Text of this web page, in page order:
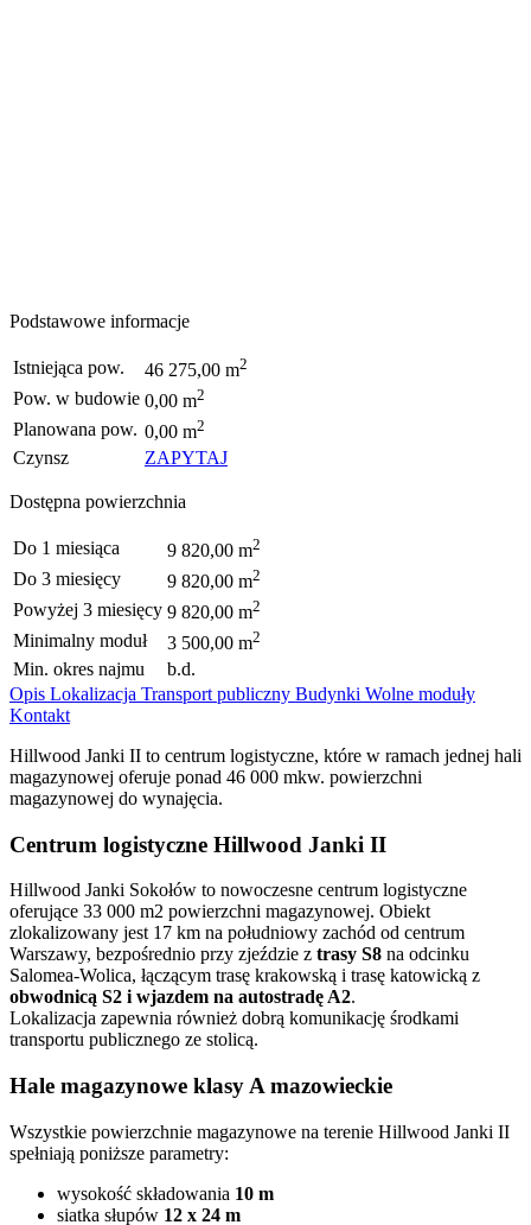
Podstawowe informacje
Istniejąca pow. 46 275,00 m2
Pow. w budowie 0,00 m2
Planowana pow. 0,00 m2
Czynsz ZAPYTAJ
Dostępna powierzchnia
Do 1 miesiąca 9 820,00 m2
Do 3 miesięcy 9 820,00 m2
Powyżej 3 miesięcy 9 820,00 m2
Minimalny moduł 3 500,00 m2
Min. okres najmu
b.d.
Opis Lokalizacja Transport publiczny Budynki Wolne moduły
Kontakt
Hillwood Janki II to centrum logistyczne, które w ramach jednej hali
magazynowej oferuje ponad 46 000 mkw. powierzchni
magazynowej do wynajęcia.
Centrum logistyczne Hillwood Janki II
Hillwood Janki Sokołów to nowoczesne centrum logistyczne
oferujące 33 000 m2 powierzchni magazynowej. Obiekt
zlokalizowany jest 17 km na południowy zachód od centrum
Warszawy, bezpośrednio przy zjeździe z trasy S8 na odcinku
Salomea-Wolica, łączącym trasę krakowską i trasę katowicką z
obwodnicą S2 i wjazdem na autostradę A2.
Lokalizacja zapewnia również dobrą komunikację środkami
transportu publicznego ze stolicą.
Hale magazynowe klasy A mazowieckie
Wszystkie powierzchnie magazynowe na terenie Hillwood Janki II
spełniają poniższe parametry:
wysokość składowania 10 m
siatka słupów 12 x 24 m